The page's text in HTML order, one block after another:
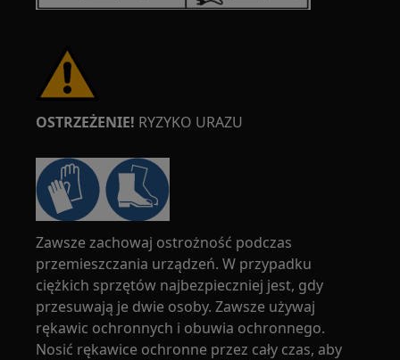
OSTRZEŻENIE! RYZYKO URAZU
Zawsze zachowaj ostrożność podczas
przemieszczania urządzeń. W przypadku
ciężkich sprzętów najbezpieczniej jest, gdy
przesuwają je dwie osoby. Zawsze używaj
rękawic ochronnych i obuwia ochronnego.
Nosić rękawice ochronne przez cały czas, aby